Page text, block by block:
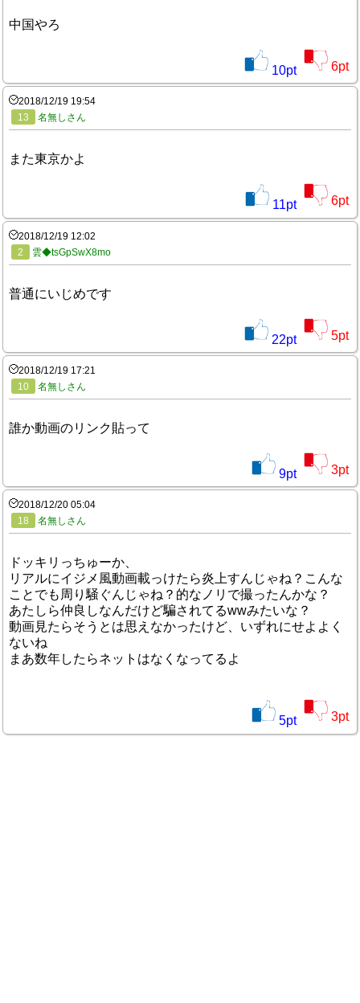
中国やろ
10pt 6pt
2018/12/19 19:54
13
名無しさん
また東京かよ
11pt 6pt
2018/12/19 12:02
2
雲◆tsGpSwX8mo
普通にいじめです
22pt 5pt
2018/12/19 17:21
10
名無しさん
誰か動画のリンク貼って
9pt 3pt
2018/12/20 05:04
18
名無しさん
ドッキリっちゅーか、
リアルにイジメ風動画載っけたら炎上すんじゃね？こんな
ことでも周り騒ぐんじゃね？的なノリで撮ったんかな？
あたしら仲良しなんだけど騙されてるwwみたいな？
動画見たらそうとは思えなかったけど、いずれにせよよく
ないね
まあ数年したらネットはなくなってるよ
5pt 3pt